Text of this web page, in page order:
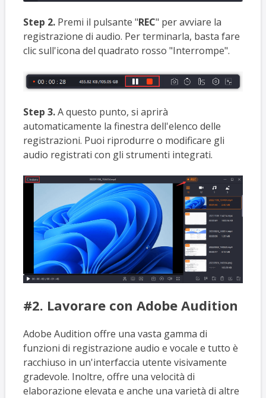
Step 2.Premi il pulsante "REC" per avviare la
registrazione di audio. Per terminarla, basta fare
clic sull'icona del quadrato rosso "Interrompe".
Step 3.A questo punto, si aprirà
automaticamente la finestra dell'elenco delle
registrazioni. Puoi riprodurre o modificare gli
audio registrati con gli strumenti integrati.
#2. Lavorare con Adobe Audition
Adobe Audition offre una vasta gamma di
funzioni di registrazione audio e vocale e tutto è
racchiuso in un'interfaccia utente visivamente
gradevole. Inoltre, offre una velocità di
elaborazione elevata e anche una varietà di altre